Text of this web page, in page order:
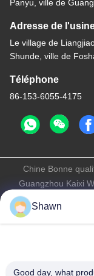
Panyu, ville de
Adresse de
Le village de
Shunde, ville de
Téléphone
86-153-6055-4175
Politique
Chine Bonne
Guangzhou Kaixi
Shawn
Good day, what